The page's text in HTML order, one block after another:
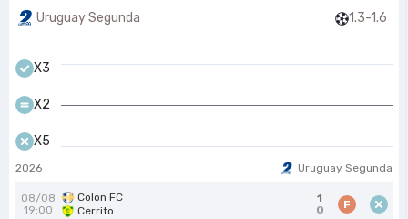
Uruguay Segunda 1.3-1.6
X3
X2
X5
2026 Uruguay Segunda
08/08
19:00
Colon FC
Cerrito
1
0
F